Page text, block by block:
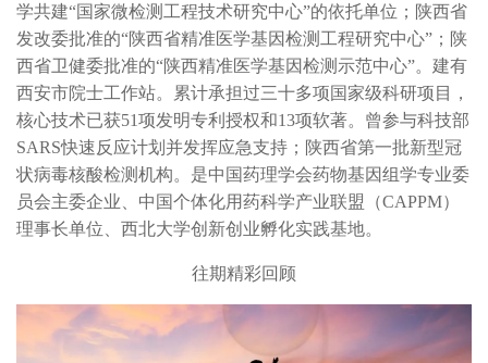
学共建“国家微检测工程技术研究中心”的依托单位；陕西省
发改委批准的“陕西省精准医学基因检测工程研究中心”；陕
西省卫健委批准的“陕西精准医学基因检测示范中心”。建有
西安市院士工作站。累计承担过三十多项国家级科研项目，
核心技术已获51项发明专利授权和13项软著。曾参与科技部
SARS快速反应计划并发挥应急支持；陕西省第一批新型冠
状病毒核酸检测机构。是中国药理学会药物基因组学专业委
员会主委企业、中国个体化用药科学产业联盟（CAPPM）
理事长单位、西北大学创新创业孵化实践基地。
往期精彩回顾